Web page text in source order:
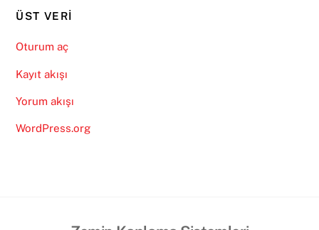
ÜST VERI
Oturum aç
Kayıt akışı
Yorum akışı
WordPress.org